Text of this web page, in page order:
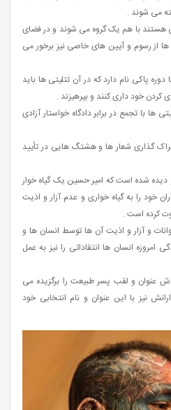
می‌ شوند .
هستند با هم یک گروه می‌ شوند و در فضای
از رسوم و آیین‌ های خاصی نیز برخور می
پاکی نام دارد که در آن تتلیتی ها باید
کردن خود داری کنند و بپرهیزند .
ها با تجمع در برابر دادگاه خواستار آزادی
گذاری شعار ها و هشتگ‌ هایی در تأیید
شده است که امیر حسین یک گیاه خوار
خود را به گیاه‌ خواری و عدم آزار و اذیت
کرده است .
و آزار و اذیت آن ها توسط انسان ها و
انسان ها انتقاداتی را نیز به عمل
عنوان و لقب پسر طبیعت را برگزیده می
نیز با این عنوان و نام انتخابی خود